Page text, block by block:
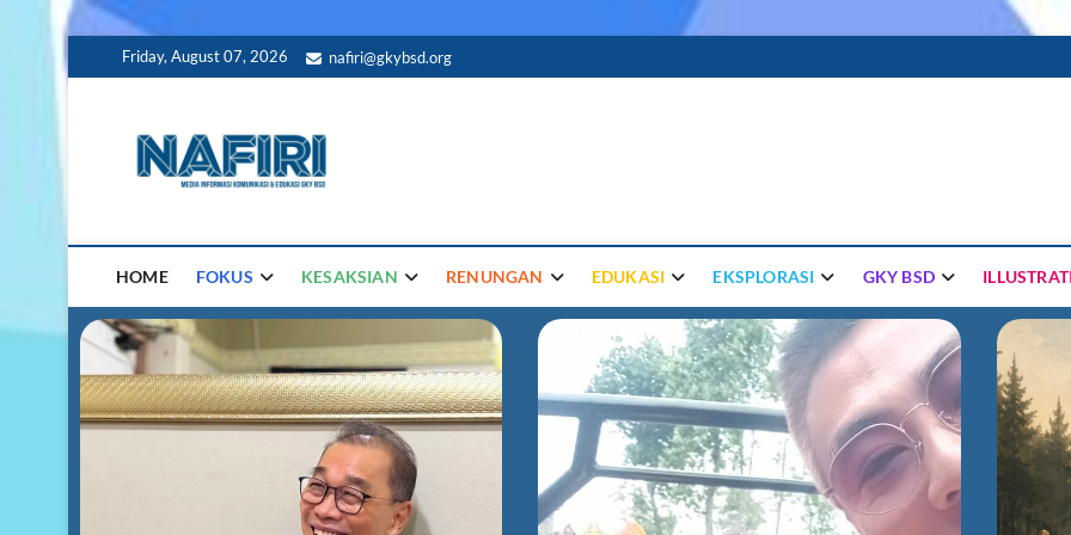
Friday, August 07, 2026 nafiri@gkybsd.org
HOME FOKUS KESAKSIAN RENUNGAN EDUKASI EKSPLORASI GKY BSD